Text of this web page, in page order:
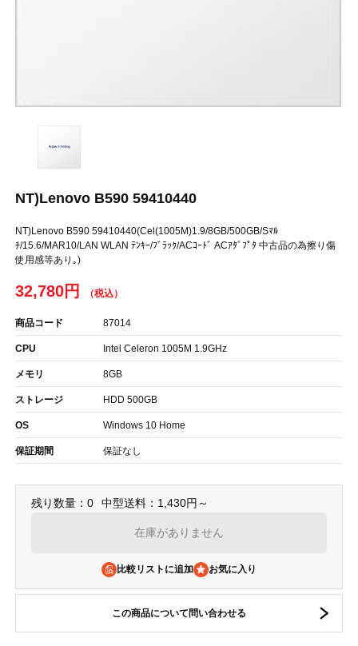
NT)Lenovo B590 59410440
NT)Lenovo B590 59410440(Cel(1005M)1.9/8GB/500GB/Sﾏﾙ
ﾁ/15.6/MAR10/LAN WLAN ﾃﾝｷｰ/ﾌﾞﾗｯｸ/ACｺｰﾄﾞ ACｱﾀﾞﾌﾟﾀ 中古品の為擦り傷
使用感等あり｡)
32,780円
商品コード 87014
CPU Intel Celeron 1005M 1.9GHz
メモリ 8GB
ストレージ HDD 500GB
OS Windows 10 Home
保証期間 保証なし
残り数量：0 中型送料：1,430円～
在庫がありません
比較リストに追加
この商品について問い合わせる